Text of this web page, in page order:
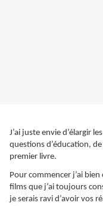
J’ai juste envie d’élargir
questions d’éducation,
premier livre.
Pour commencer j’ai
films que j’ai toujours
je serais ravi d’avoir vos